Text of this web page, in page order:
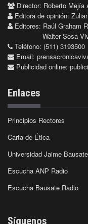
Director: Roberto Mejía
Editora de opinión:
Editores: Raúl Graham
Walter Sosa
Teléfono: (511) 3193500
Email:
Publicidad online:
Enlaces
Principios Rectores
Carta de Ética
Universidad Jaime
Escucha ANP Radio
Escucha Bausate Radio
Síguenos